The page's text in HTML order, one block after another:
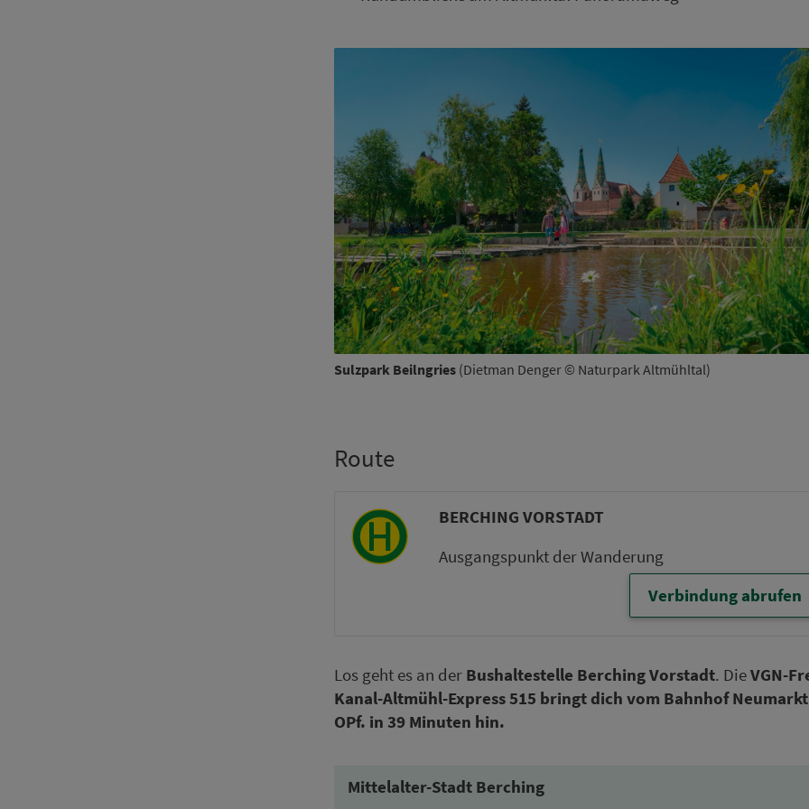
Sulzpark Beilngries (Dietman Denger © Naturpark Altmühltal)
Route
BERCHING VORSTADT
Aus­gangs­punkt der Wan­de­rung
Verbindung abrufen
Los geht es an der Bus­hal­te­stel­le Berching Vorstadt. DieVGN-
Kanal-Altmühl-Express 515 bringt dich vom Bahn­hof
OPf. in 39 Mi­nu­ten hin.
Mittelalter-Stadt Berching